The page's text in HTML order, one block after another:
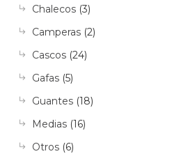
Chalecos (3)
Camperas (2)
Cascos (24)
Gafas (5)
Guantes (18)
Medias (16)
Otros (6)